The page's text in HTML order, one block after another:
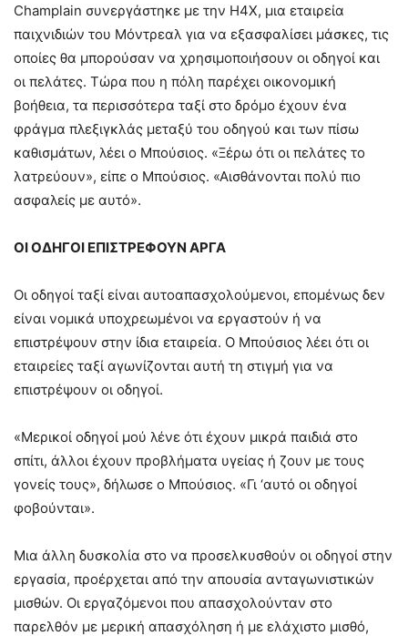
Champlain συνεργάστηκε με την H4X, μια εταιρεία
παιχνιδιών του Μόντρεαλ για να εξασφαλίσει μάσκες, τις
οποίες θα μπορούσαν να χρησιμοποιήσουν οι οδηγοί και
οι πελάτες. Τώρα που η πόλη παρέχει οικονομική
βοήθεια, τα περισσότερα ταξί στο δρόμο έχουν ένα
φράγμα πλεξιγκλάς μεταξύ του οδηγού και των πίσω
καθισμάτων, λέει ο Μπούσιος. «Ξέρω ότι οι πελάτες το
λατρεύουν», είπε ο Μπούσιος. «Αισθάνονται πολύ πιο
ασφαλείς με αυτό».
ΟΙ ΟΔΗΓΟΙ ΕΠΙΣΤΡΕΦΟΥΝ ΑΡΓΑ
Οι οδηγοί ταξί είναι αυτοαπασχολούμενοι, επομένως δεν
είναι νομικά υποχρεωμένοι να εργαστούν ή να
επιστρέψουν στην ίδια εταιρεία. Ο Μπούσιος λέει ότι οι
εταιρείες ταξί αγωνίζονται αυτή τη στιγμή για να
επιστρέψουν οι οδηγοί.
«Μερικοί οδηγοί μού λένε ότι έχουν μικρά παιδιά στο
σπίτι, άλλοι έχουν προβλήματα υγείας ή ζουν με τους
γονείς τους», δήλωσε ο Μπούσιος. «Γι ‘αυτό οι οδηγοί
φοβούνται».
Μια άλλη δυσκολία στο να προσελκυσθούν οι οδηγοί στην
εργασία, προέρχεται από την απουσία ανταγωνιστικών
μισθών. Οι εργαζόμενοι που απασχολούνταν στο
παρελθόν με μερική απασχόληση ή με ελάχιστο μισθό,